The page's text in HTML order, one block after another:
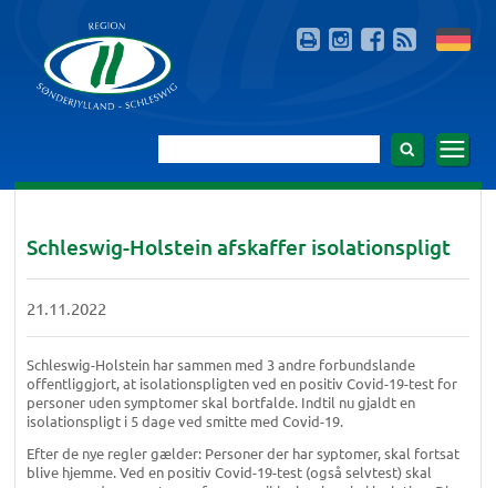
Schleswig-Holstein afskaffer isolationspligt
21.11.2022
Schleswig-Holstein har sammen med 3 andre forbundslande
offentliggjort, at isolationspligten ved en positiv Covid-19-test for
personer uden symptomer skal bortfalde. Indtil nu gjaldt en
isolationspligt i 5 dage ved smitte med Covid-19.
Efter de nye regler gælder: Personer der har syptomer, skal fortsat
blive hjemme. Ved en positiv Covid-19-test (også selvtest) skal